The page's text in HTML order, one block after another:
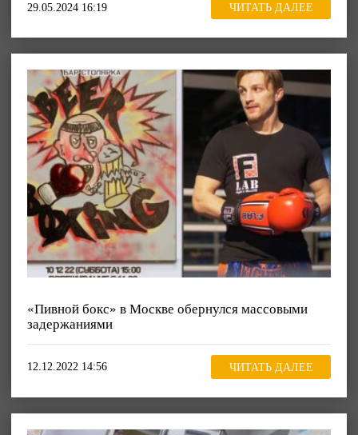
29.05.2024 16:19 ЧИТАТЬ ДАЛЕЕ
«Пивной бокс» в Москве обернулся массовыми
задержаниями
12.12.2022 14:56 ЧИТАТЬ ДАЛЕЕ